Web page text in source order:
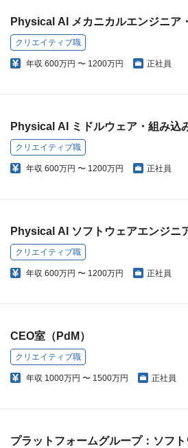
Physical AI メカニカルエンジニア
クリエイティブ職
年収 600万円 〜 1200万円 正社員
Physical AI ミドルウェア・組み込
クリエイティブ職
年収 600万円 〜 1200万円 正社員
Physical AI ソフトウェアエンジニ
クリエイティブ職
年収 600万円 〜 1200万円 正社員
CEO室（PdM）
クリエイティブ職
年収 1000万円 〜 1500万円 正社員
プラットフォームグループ：ソフ